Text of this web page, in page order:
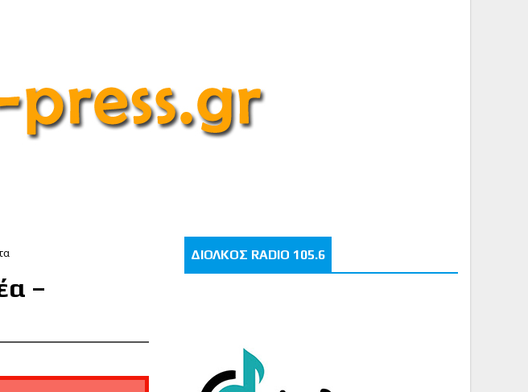
–
ΔΙΟΛΚΟΣ RADIO 105.6